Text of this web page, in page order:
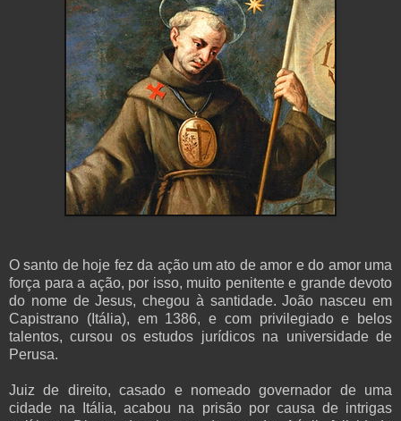
O santo de hoje fez da ação um ato de amor e do amor uma
força para a ação, por isso, muito penitente e grande devoto
do nome de Jesus, chegou à santidade. João nasceu em
Capistrano (Itália), em 1386, e com privilegiado e belos
talentos, cursou os estudos jurídicos na universidade de
Perusa.
Juiz de direito, casado e nomeado governador de uma
cidade na Itália, acabou na prisão por causa de intrigas